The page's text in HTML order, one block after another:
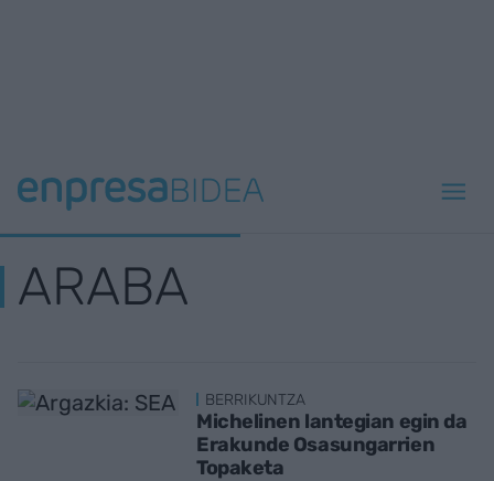
ARABA
BERRIKUNTZA
Michelinen lantegian egin da
Erakunde Osasungarrien
Topaketa